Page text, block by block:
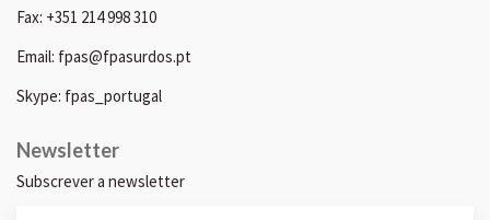
Fax: +351 214 998 310
Email: fpas@fpasurdos.pt
Skype: fpas_portugal
Newsletter
Subscrever a newsletter